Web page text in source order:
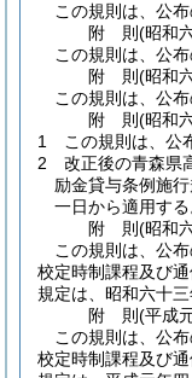
この規則は、公
附 則(昭和
この規則は、公
附 則(昭和
この規則は、公
附 則(昭和
1
この規則は、公
2
改正後の青森県
励金貸与条例施
一日から適用する
附 則(昭和
この規則は、公
校定時制課程及び
規定は、昭和六十三
附 則(平成
この規則は、公
校定時制課程及び